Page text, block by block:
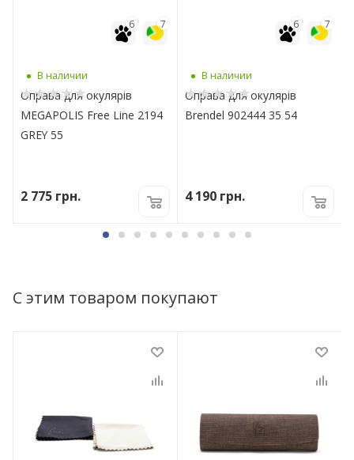
7
6
В наличии
Оправа для окулярів
MEGAPOLIS Free Line 2194
GREY 55
2 775 грн.
7
6
В наличии
Оправа для окулярів
Brendel 902444 35 54
4 190 грн.
С этим товаром покупают